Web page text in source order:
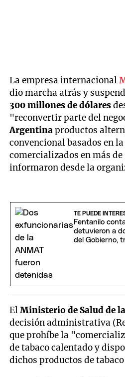
La empresa internacional
dio marcha atrás y
300 millones de dólares
"reconvertir parte del
Argentinaproductos
convencional basados en
comercializados en más
informaron desde la
TE PUEDE
Fentanilo
detuvieron a
del Gobierno,
ElMinisterio de Salud de
decisión administrativa
que prohíbe la
de tabaco calentado y
dichos productos de